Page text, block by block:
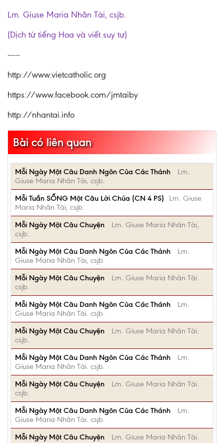
Lm. Giuse Maria Nhân Tài, csjb.
(Dịch từ tiếng Hoa và viết suy tư)
-----
http://www.vietcatholic.org
https://www.facebook.com/jmtaiby
http://nhantai.info
Bài có liên quan
Mỗi Ngày Một Câu Danh Ngôn Của Các Thánh
Lm.
Giuse Maria Nhân Tài, csjb.
Mỗi Tuần SỐNG Một Câu Lời Chúa (CN 4 PS)
Lm. Giuse
Maria Nhân Tài, csjb.
Mỗi Ngày Một Câu Chuyện
Lm. Giuse Maria Nhân Tài,
csjb.
Mỗi Ngày Một Câu Danh Ngôn Của Các Thánh
Lm.
Giuse Maria Nhân Tài, csjb.
Mỗi Ngày Một Câu Chuyện
Lm. Giuse Maria Nhân Tài.
csjb.
Mỗi Ngày Một Câu Danh Ngôn Của Các Thánh
Lm.
Giuse Maria Nhân Tài. csjb.
Mỗi Ngày Một Câu Chuyện
Lm. Giuse Maria Nhân Tài.
csjb.
Mỗi Ngày Một Câu Danh Ngôn Của Các Thánh
Lm.
Giuse Maria Nhân Tài. csjb.
Mỗi Ngày Một Câu Chuyện
Lm. Giuse Maria Nhân Tài.
csjb.
Mỗi Ngày Một Câu Danh Ngôn Của Các Thánh
Lm.
Giuse Maria Nhân Tài. csjb.
Mỗi Ngày Một Câu Chuyện
Lm. Giuse Maria Nhân Tài.